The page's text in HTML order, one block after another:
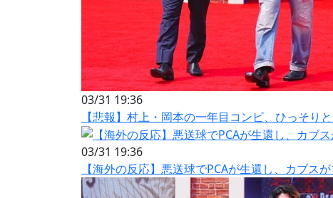
03/31 19:36
【悲報】村上・岡本の一年目コンビ、ひっそり
03/31 19:36
【海外の反応】悪送球でPCAが生還し、カブス